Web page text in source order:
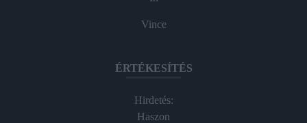
Vince
ÉRTÉKESÍTÉS
Hirdetés:
Haszon